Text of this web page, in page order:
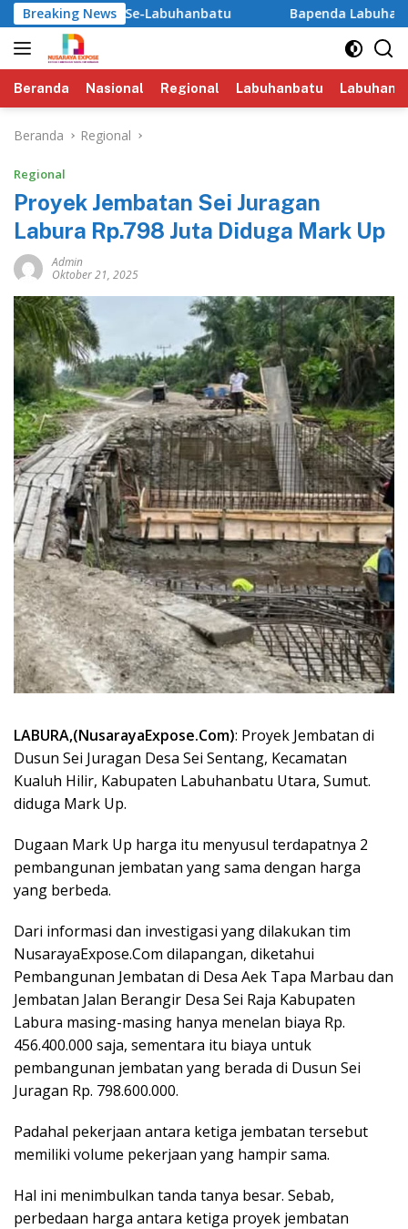
Langsung
ke
konten
Breaking News
Se-Labuhanbatu‎‎ ‎Bapenda Labuhanbatu
Beranda Nasional Regional Labuhanbatu
Beranda Regional
Regional
Proyek Jembatan Sei Juragan
Labura Rp.798 Juta Diduga Mark Up
Admin
Oktober 21, 2025
LABURA,(NusarayaExpose.Com): Proyek Jembatan di
Dusun Sei Juragan Desa Sei Sentang, Kecamatan
Kualuh Hilir, Kabupaten Labuhanbatu Utara, Sumut.
diduga Mark Up.
Dugaan Mark Up harga itu menyusul terdapatnya 2
pembangunan jembatan yang sama dengan harga
yang berbeda.
Dari informasi dan investigasi yang dilakukan tim
NusarayaExpose.Com dilapangan, diketahui
Pembangunan Jembatan di Desa Aek Tapa Marbau dan
Jembatan Jalan Berangir Desa Sei Raja Kabupaten
Labura masing-masing hanya menelan biaya Rp.
456.400.000 saja, sementara itu biaya untuk
pembangunan jembatan yang berada di Dusun Sei
Juragan Rp. 798.600.000.
Padahal pekerjaan antara ketiga jembatan tersebut
memiliki volume pekerjaan yang hampir sama.
Hal ini menimbulkan tanda tanya besar. Sebab,
perbedaan harga antara ketiga proyek jembatan